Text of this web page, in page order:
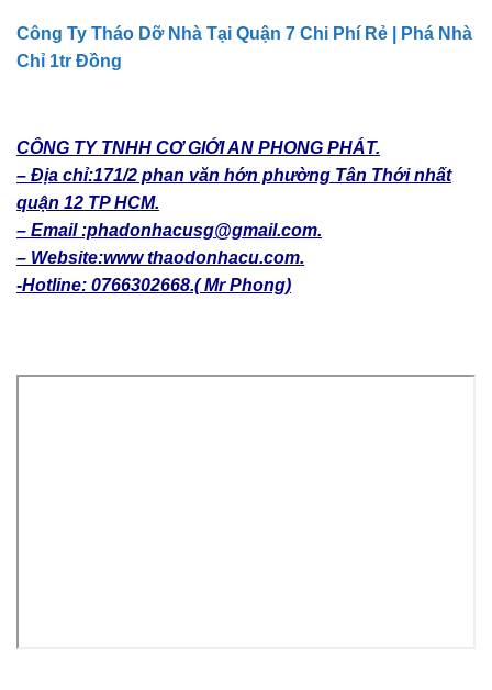
Công Ty Tháo Dỡ Nhà Tại Quận 7 Chi Phí Rẻ | Phá Nhà
Chỉ 1tr Đồng
CÔNG TY TNHH CƠ GIỚI AN PHONG PHÁT.
– Địa chỉ:171/2 phan văn hớn phường Tân Thới nhất
quận 12 TP HCM.
– Email :phadonhacusg@gmail.com.
– Website:www thaodonhacu.com.
-Hotline: 0766302668.( Mr Phong)